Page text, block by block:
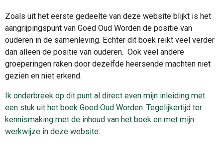
Zoals uit het eerste gedeelte van deze website blijkt is het
aangrijpingspunt van Goed Oud Worden de positie van
ouderen in de samenleving. Echter dit boek reikt veel verder
dan alleen de positie van ouderen. Ook veel andere
groeperingen raken door dezelfde heersende machten niet
gezien en niet erkend.
Ik onderbreek op dit punt al direct even mijn inleiding met
een stuk uit het boek Goed Oud Worden. Tegelijkertijd ter
kennismaking met de inhoud van het boek en met mijn
werkwijze in deze website.